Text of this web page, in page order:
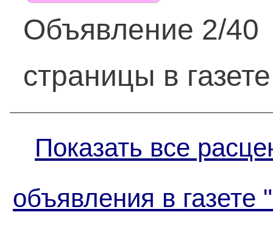
Объявление 2/40
страницы в газете
Показать все
объявления в газете